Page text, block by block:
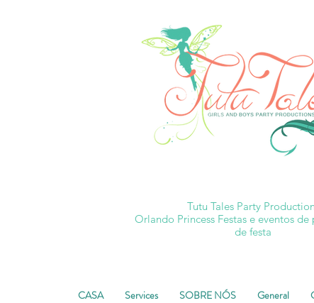
Tutu Tales Party
Orlando Princess Festas e eventos de
de festa
CASA Services SOBRE NÓS General